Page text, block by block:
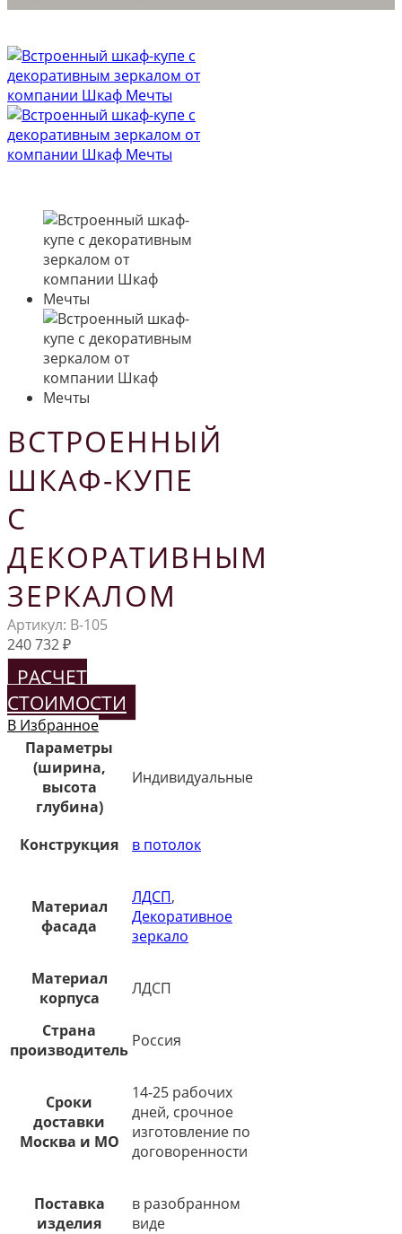
ВСТРОЕННЫЙ
ШКАФ-КУПЕ
С
ДЕКОРАТИВНЫМ
ЗЕРКАЛОМ
Артикул: В-105
240 732₽
РАСЧЕТ
СТОИМОСТИ
В Избранное
Параметры
(ширина,
высота
глубина)
Индивидуальные
Конструкция в потолок
Материал
фасада
ЛДСП,
Декоративное
зеркало
Материал
корпуса
ЛДСП
Страна
производитель Россия
Сроки
доставки
Москва и МО
14-25 рабочих
дней, срочное
изготовление по
договоренности
Поставка
изделия
в разобранном
виде